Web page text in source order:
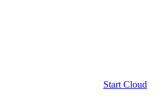
Start Cloud